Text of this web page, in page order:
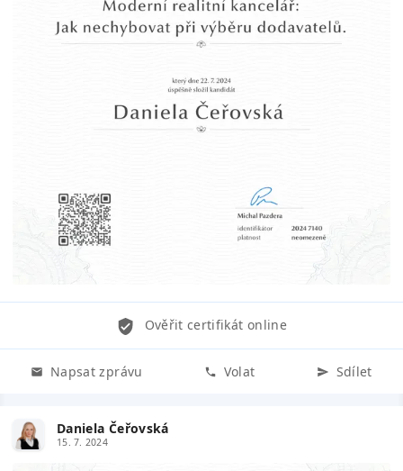
Ověřit certifikát online
Napsat zprávu Volat Sdílet
Daniela Čeřovská
15. 7. 2024